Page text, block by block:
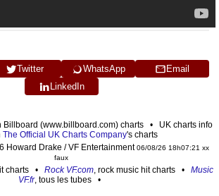
Twitter WhatsApp
Email
LinkedIn
Billboard (www.billboard.com) charts • UK charts info
The Official UK Charts Company's charts
Howard Drake / VF Entertainment06/08/26 18h07:21 xx
faux
charts • Rock VF.com, rock music hit charts • Music
VF.fr, tous les tubes •